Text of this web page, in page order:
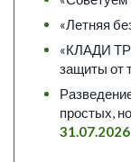
«Летняя
«КЛАДИ
защиты от
простых,
31.07.2026